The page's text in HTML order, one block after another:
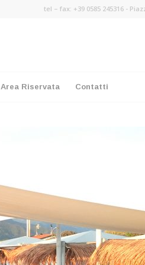
tel – fax: +39 0585 245316 -
Area Riservata Contatti